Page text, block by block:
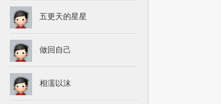
五更天的星星
做回自己
相濡以沫